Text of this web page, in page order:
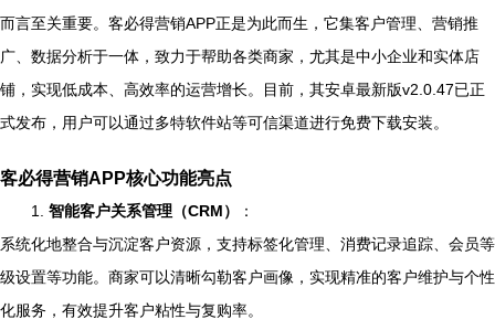
而言至关重要。客必得营销APP正是为此而生，它集客户管理、营销推
广、数据分析于一体，致力于帮助各类商家，尤其是中小企业和实体店
铺，实现低成本、高效率的运营增长。目前，其安卓最新版v2.0.47已正
式发布，用户可以通过多特软件站等可信渠道进行免费下载安装。
客必得营销APP核心功能亮点
1. 智能客户关系管理（CRM）
：
系统化地整合与沉淀客户资源，支持标签化管理、消费记录追踪、会员等
级设置等功能。商家可以清晰勾勒客户画像，实现精准的客户维护与个性
化服务，有效提升客户粘性与复购率。